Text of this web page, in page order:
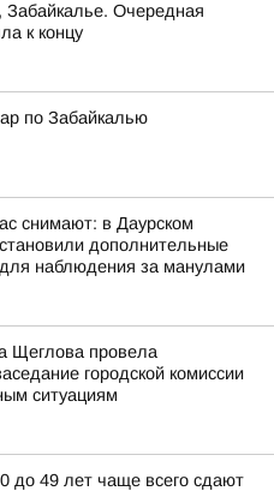
Очередная
к концу
по Забайкалью
снимают: в Даурском
дополнительные
наблюдения за манулами
Щеглова провела
городской комиссии
ситуациям
до 49 лет чаще всего сдают